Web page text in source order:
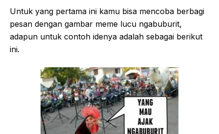
Untuk yang pertama ini kamu bisa mencoba berbagi
pesan dengan gambar meme lucu ngabuburit,
adapun untuk contoh idenya adalah sebagai berikut
ini.